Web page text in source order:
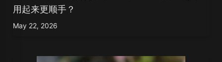
用起来更顺手？
May 22, 2026